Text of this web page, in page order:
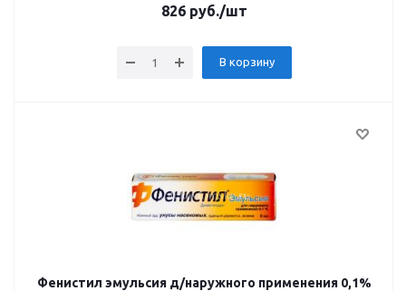
826руб./шт
В корзину
Фенистил эмульсия д/наружного применения 0,1%